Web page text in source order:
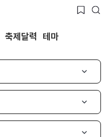
축제달력 테마